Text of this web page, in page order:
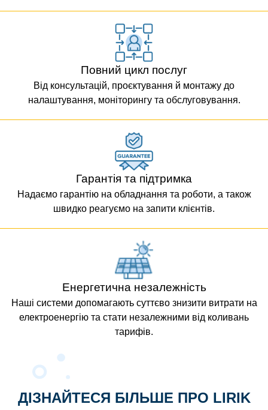
ДІЗНАЙТЕСЯ БІЛЬШЕ ПРО LIRIK
Повний цикл послуг
Від консультацій, проєктування й монтажу до
налаштування, моніторингу та обслуговування.
Гарантія та підтримка
Надаємо гарантію на обладнання та роботи, а також
швидко реагуємо на запити клієнтів.
Енергетична незалежність
Наші системи допомагають суттєво знизити витрати на
електроенергію та стати незалежними від коливань
тарифів.